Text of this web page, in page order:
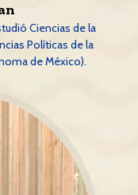
Ciencias de la
Políticas de la
de México).